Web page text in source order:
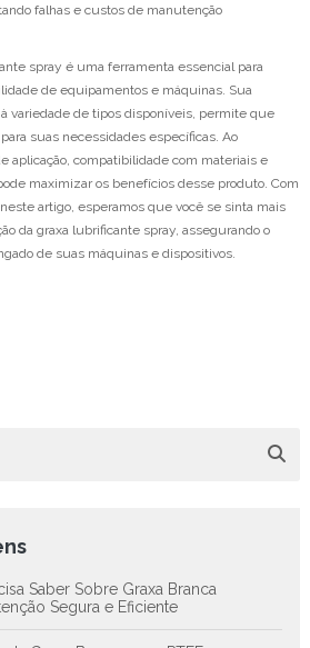
falhas e custos de manutenção
spray é uma ferramenta essencial para
de equipamentos e máquinas. Sua
variedade de tipos disponíveis, permite que
suas necessidades específicas. Ao
aplicação, compatibilidade com materiais e
maximizar os benefícios desse produto. Com
artigo, esperamos que você se sinta mais
da graxa lubrificante spray, assegurando o
de suas máquinas e dispositivos.
Saber Sobre Graxa Branca
Segura e Eficiente